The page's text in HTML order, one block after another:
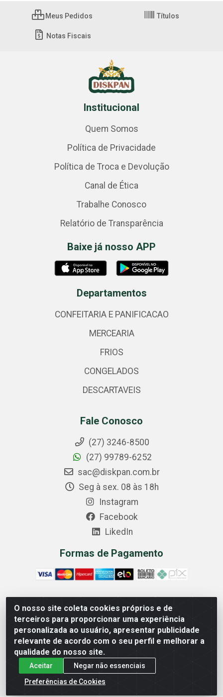
O nosso site coleta cookies próprios e de
terceiros para proporcionar uma experiência
personalizada ao usuário, apresentar publicidade
relevante de acordo com o seu perfil e melhorar a
qualidade do nosso site.
Aceitar
Negar não essenciais
Preferências de Cookies
Meus Pedidos Títulos
Notas Fiscais
Institucional
Quem Somos
Política de Privacidade
Política de Troca e Devolução
Canal de Ética
Trabalhe Conosco
Relatório de Transparência
Baixe já nosso APP
Departamentos
CONFEITARIA E PANIFICACAO
MERCEARIA
FRIOS
CONGELADOS
DESCARTAVEIS
Fale Conosco
(27) 3246-8500
(27) 99789-6252
sac@diskpan.com.br
Seg à sex. 08 às 18h
Instagram
Facebook
LikedIn
Formas de Pagamento
Comercial Diskpan Ltda - Av. Fernando Antonio, 1911 -
Sotelandia, Cariacica/ES - CEP 29140-669 - CNPJ
02.691.482/0001-07